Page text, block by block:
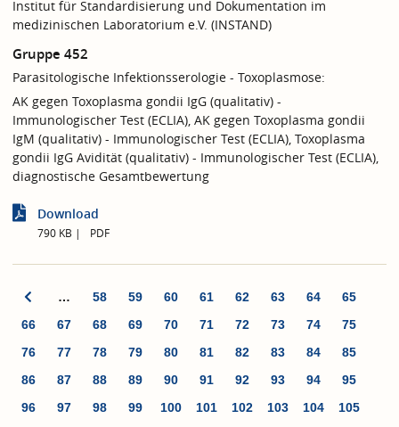
Institut für Standardisierung und Dokumentation im
medizinischen Laboratorium e.V. (INSTAND)
Gruppe 452
Parasitologische Infektionsserologie - Toxoplasmose:
AK gegen Toxoplasma gondii IgG (qualitativ) -
Immunologischer Test (ECLIA), AK gegen Toxoplasma gondii
IgM (qualitativ) - Immunologischer Test (ECLIA), Toxoplasma
gondii IgG Avidität (qualitativ) - Immunologischer Test (ECLIA),
diagnostische Gesamtbewertung
Download
790 KB PDF
… 58 59 60 61 62 63 64
65
66
67 68 69 70 71 72 73 74
75
76
77 78 79 80 81 82 83 84
85
86
87 88 89 90 91 92 93 94
95
96
97 98 99 100 101 102 103 104
105